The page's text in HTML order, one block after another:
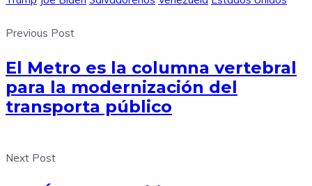
Previous Post
El Metro es la columna vertebral
para la modernización del
transporta público
Next Post